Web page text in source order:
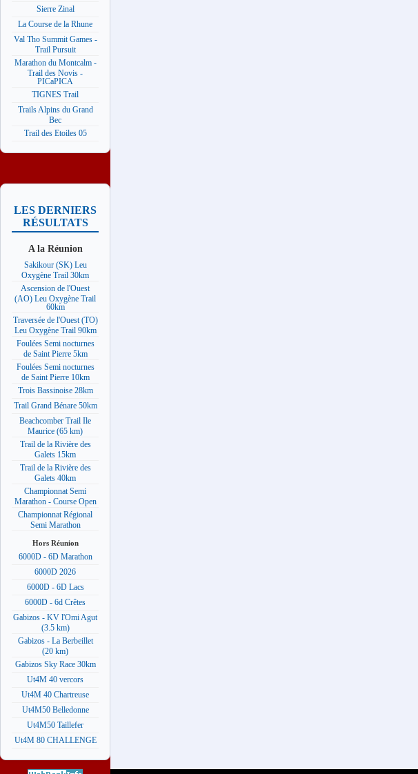
Sierre Zinal
La Course de la Rhune
Val Tho Summit Games -
Trail Pursuit
Marathon du Montcalm -
Trail des Novis -
PICaPICA
TIGNES Trail
Trails Alpins du Grand
Bec
Trail des Etoiles 05
LES DERNIERS
RÉSULTATS
A la Réunion
Sakikour (SK) Leu
Oxygène Trail 30km
Ascension de l'Ouest
(AO) Leu Oxygène Trail
60km
Traversée de l'Ouest (TO)
Leu Oxygène Trail 90km
Foulées Semi nocturnes
de Saint Pierre 5km
Foulées Semi nocturnes
de Saint Pierre 10km
Trois Bassinoise 28km
Trail Grand Bénare 50km
Beachcomber Trail Ile
Maurice (65 km)
Trail de la Rivière des
Galets 15km
Trail de la Rivière des
Galets 40km
Championnat Semi
Marathon - Course Open
Championnat Régional
Semi Marathon
Hors Réunion
6000D - 6D Marathon
6000D 2026
6000D - 6D Lacs
6000D - 6d Crêtes
Gabizos - KV l'Omi Agut
(3.5 km)
Gabizos - La Berbeillet
(20 km)
Gabizos Sky Race 30km
Ut4M 40 vercors
Ut4M 40 Chartreuse
Ut4M50 Belledonne
Ut4M50 Taillefer
Ut4M 80 CHALLENGE